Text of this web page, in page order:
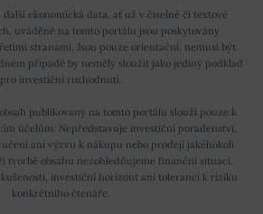
ekonomická data, ať už v číselné či textové
uváděné na tomto portálu jsou poskytovány
stranami. Jsou pouze orientační, nemusí být
případě by neměly sloužit jako jediný podklad
pro investiční rozhodnutí.
publikovaný na tomto portálu slouží pouze k
účelům. Nepředstavuje investiční poradenství,
ani výzvu k nákupu nebo prodeji jakéhokoli
tvorbě obsahu nezohledňujeme finanční situaci,
investiční horizont ani toleranci k riziku
konkrétního čtenáře.